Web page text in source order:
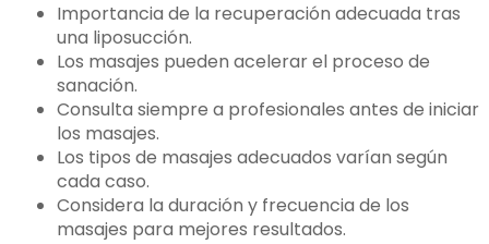
Importancia de la recuperación adecuada tras
una liposucción.
Los masajes pueden acelerar el proceso de
sanación.
Consulta siempre a profesionales antes de iniciar
los masajes.
Los tipos de masajes adecuados varían según
cada caso.
Considera la duración y frecuencia de los
masajes para mejores resultados.